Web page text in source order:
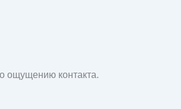
ощущению контакта.